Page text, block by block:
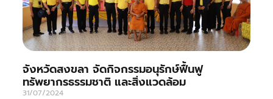
จังหวัดสงขลา จัดกิจกรรมอนุรักษ์ฟื้นฟู
ทรัพยากรธรรมชาติ และสิ่งแวดล้อม
31/07/2024